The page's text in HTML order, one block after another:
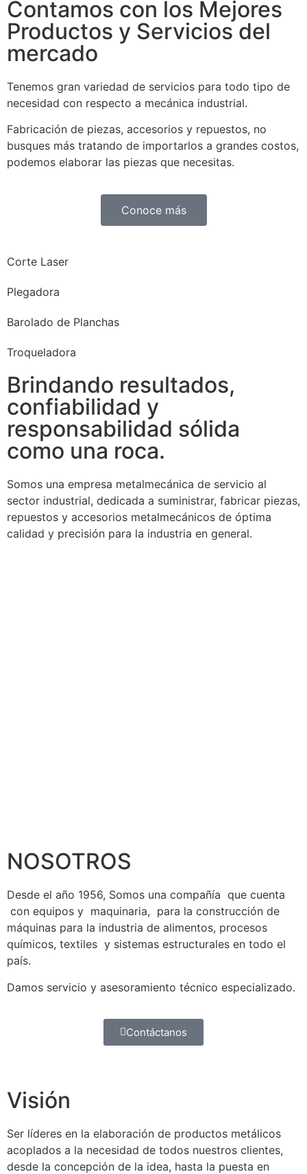
Contamos con los Mejores
Productos y Servicios del
mercado
Tenemos gran variedad de servicios para todo tipo de
necesidad con respecto a mecánica industrial.
Fabricación de piezas, accesorios y repuestos, no
busques más tratando de importarlos a grandes costos,
podemos elaborar las piezas que necesitas.
Conoce más
Corte Laser
Plegadora
Barolado de Planchas
Troqueladora
Brindando resultados,
confiabilidad y
responsabilidad sólida
como una roca.
Somos una empresa metalmecánica de servicio al
sector industrial, dedicada a suministrar, fabricar piezas,
repuestos y accesorios metalmecánicos de óptima
calidad y precisión para la industria en general.
NOSOTROS
Desde el año 1956, Somos una compañía que cuenta
con equipos y maquinaria, para la construcción de
máquinas para la industria de alimentos, procesos
químicos, textiles y sistemas estructurales en todo el
país.
Damos servicio y asesoramiento técnico especializado.
Contáctanos
Visión
Ser líderes en la elaboración de productos metálicos
acoplados a la necesidad de todos nuestros clientes,
desde la concepción de la idea, hasta la puesta en